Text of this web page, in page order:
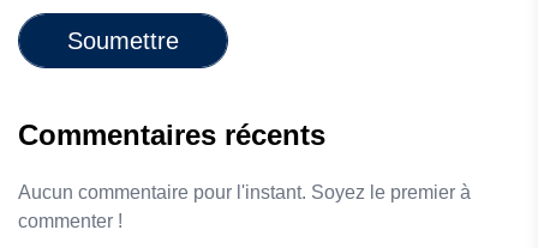
Soumettre
Commentaires récents
Aucun commentaire pour l'instant. Soyez le premier à
commenter !